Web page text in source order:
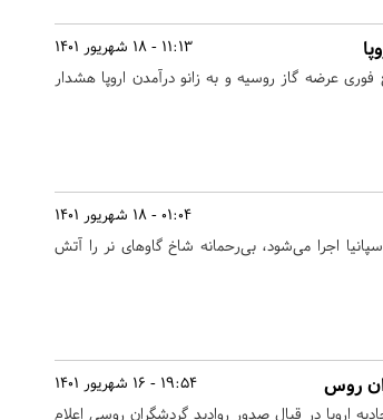
11:13 - 18 شهریور 1401
عرضه گاز روسیه و به زانو درآمدن اروپا هشدار
01:04 - 18 شهریور 1401
اجرا می‌شود، بی‌رحمانه شاخ گاوهای نر را آتش
19:54 - 16 شهریور 1401 روس
اروپا در قبال صدور روادید گردشگران روسی اعلام